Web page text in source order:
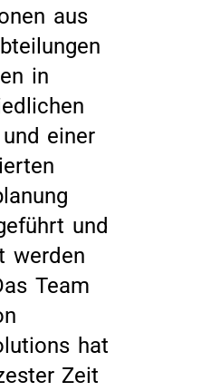
aus
in
einer
und
werden
Team
hat
Zeit